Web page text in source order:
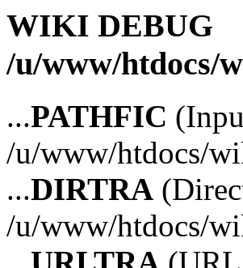
WIKI DEBUG
/u/www/htdocs/
...PATHFIC
/u/www/htdocs/
...DIRTRA
/u/www/htdocs/